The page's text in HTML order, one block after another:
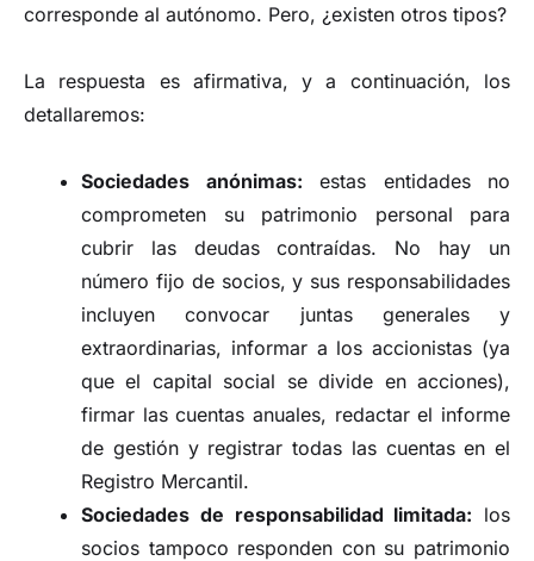
corresponde al autónomo. Pero, ¿existen otros tipos?
La respuesta es afirmativa, y a continuación, los
detallaremos:
Sociedades anónimas: estas entidades no
comprometen su patrimonio personal para
cubrir las deudas contraídas. No hay un
número fijo de socios, y sus responsabilidades
incluyen convocar juntas generales y
extraordinarias, informar a los accionistas (ya
que el capital social se divide en acciones),
firmar las cuentas anuales, redactar el informe
de gestión y registrar todas las cuentas en el
Registro Mercantil.
Sociedades de responsabilidad limitada: los
socios tampoco responden con su patrimonio